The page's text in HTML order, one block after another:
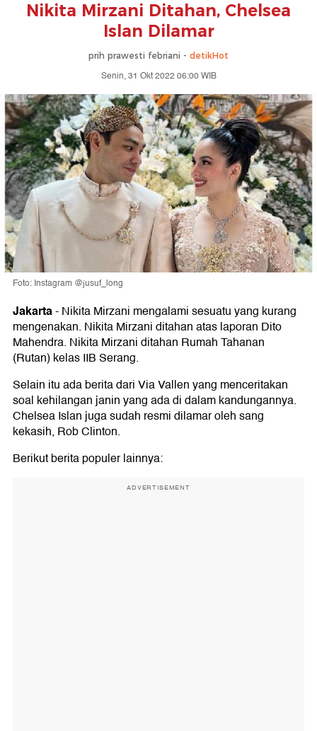
Nikita Mirzani Ditahan, Chelsea
Islan Dilamar
prih prawesti febriani - detikHot
Senin, 31 Okt 2022 06:00 WIB
Foto: Instagram @jusuf_long
Jakarta-Nikita Mirzani mengalami sesuatu yang kurang
mengenakan. Nikita Mirzani ditahan atas laporan Dito
Mahendra. Nikita Mirzani ditahan Rumah Tahanan
(Rutan) kelas IIB Serang.
Selain itu ada berita dari Via Vallen yang menceritakan
soal kehilangan janin yang ada di dalam kandungannya.
Chelsea Islan juga sudah resmi dilamar oleh sang
kekasih, Rob Clinton.
Berikut berita populer lainnya:
ADVERTISEMENT